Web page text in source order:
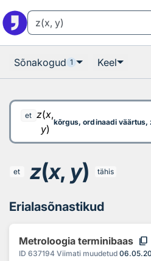
Sõnakogud 1 Keel
et z(x,
y)
kõrgus, ordinaadi väärtus,
et z(x, y) tähis
Erialasõnastikud
Metroloogia terminibaas content_copy
ID 637194 Viimati muudetud